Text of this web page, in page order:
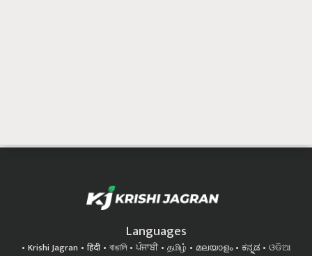
Languages
Krishi Jagran हिंदी বাঙালি ਪੰਜਾਬੀ தமிழ் മലയാളം ಕನ್ನಡ
ଓଡିଆ